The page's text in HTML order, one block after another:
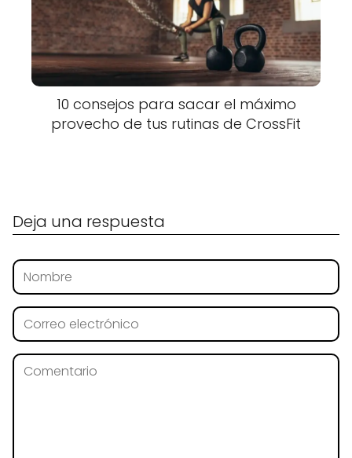
10 consejos para sacar el máximo
provecho de tus rutinas de CrossFit
Deja una respuesta